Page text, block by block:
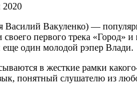
2020
Василий Вакуленко) —
своего первого трека
еще один молодой рэпер Влади.
в жесткие рамки
понятный слушателю из